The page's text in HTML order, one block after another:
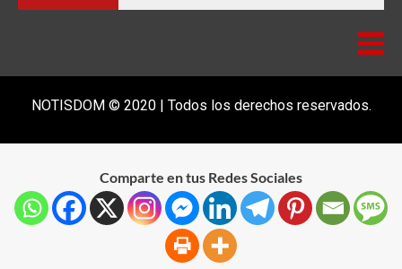
NOTISDOM © 2020 | Todos los derechos reservados.
Comparte en tus Redes Sociales